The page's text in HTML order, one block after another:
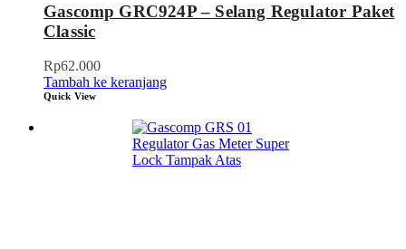
Gascomp GRC924P – Selang Regulator Paket
Classic
Rp62.000
Tambah ke keranjang
Quick View